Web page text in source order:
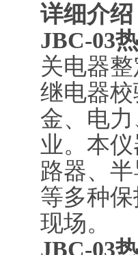
详细介绍
JBC-03
关电器
继电器
金、电
业。本
路器、
等多种
现场。
JBC-03